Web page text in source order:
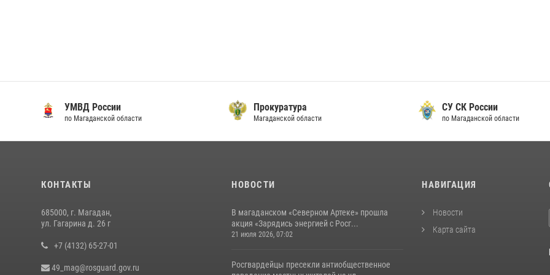
УМВД России
по Магаданской области
Прокуратура
Магаданской области
СУ СК России
по Магаданской области
КОНТАКТЫ
685000, г. Магадан,
ул. Гагарина д. 26 г
+7 (4132) 65-27-01
49_mag@rosguard.gov.ru
НОВОСТИ
В магаданском «Северном Артеке» прошла
акция «Зарядись энергией с Росг...
21 июля 2026, 07:02
Росгвардейцы пресекли антиобщественное
НАВИГАЦИЯ
Новости
Карта сайта